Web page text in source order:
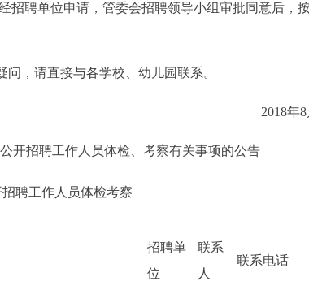
招聘单位申请，管委会招聘领导小组审批同意后，
，请直接与各学校、幼儿园联系。
2018年8
开招聘工作人员体检、考察有关事项的公告
聘工作人员体检考察
招聘单
位
联系
人
联系电话